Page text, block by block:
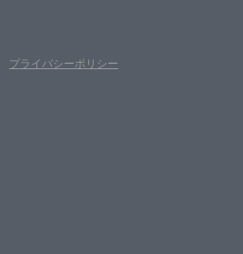
プライバシーポリシー